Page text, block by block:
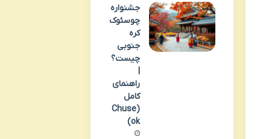
جشنواره
چوسئوک
کره
جنوبی
چیست؟
|
راهنمای
کامل
(Chuse
ok)